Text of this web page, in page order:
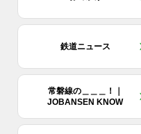
鉄道ニュース
常磐線の＿＿＿！｜
JOBANSEN KNOW